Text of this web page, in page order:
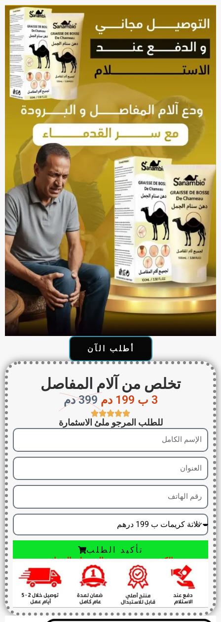
أطلب الآن
تخلص من آلام المفاصل
3 ب 199 دم 399 دم
للطلب المرجو ملئ الاسثمارة
تأكيد الطلب
الكمية جد محدودة و التوصيل بالمجان